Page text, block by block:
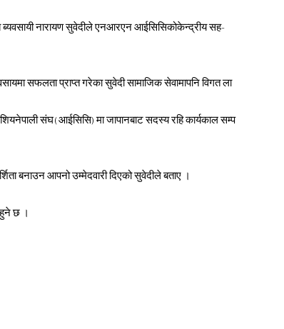
ब्यवसायी नारायण सुवेदीले एनआरएन आईसिसिकोकेन्द्रीय सह-
सफलता प्राप्त गरेका सुवेदी सामाजिक सेवामापनि विगत ला
संघ( आईसिसि) मा जापानबाट सदस्य रहि कार्यकाल सम्प
बनाउन आपनो उम्मेदवारी दिएको सुवेदीले बताए ।
छ ।